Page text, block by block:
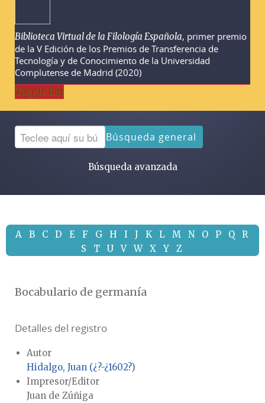
Biblioteca Virtual de la Filología Española, primer premio
de la V Edición de los Premios de Transferencia de
Tecnología y de Conocimiento de la Universidad
Complutense de Madrid (2020)
Toggle Bar
Búsqueda general
Búsqueda avanzada
A B C D E F G H I J K L M N O P Q
R
S
T U V W X Y Z
Bocabulario de germanía
Detalles del registro
Autor
Hidalgo, Juan (¿?-¿1602?)
Impresor/Editor
Juan de Zúñiga